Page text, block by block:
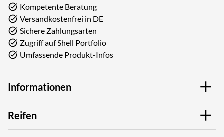
Kompetente Beratung
Versandkostenfrei in DE
Sichere Zahlungsarten
Zugriff auf Shell Portfolio
Umfassende Produkt-Infos
Informationen
Reifen